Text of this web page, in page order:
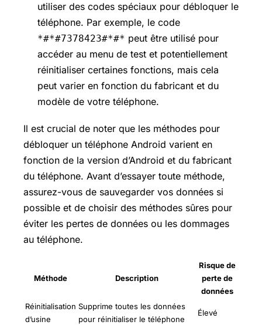
utiliser des codes spéciaux pour débloquer le
téléphone. Par exemple, le code
*#*#7378423#*#* peut être utilisé pour
accéder au menu de test et potentiellement
réinitialiser certaines fonctions, mais cela
peut varier en fonction du fabricant et du
modèle de votre téléphone.
Il est crucial de noter que les méthodes pour
débloquer un téléphone Android varient en
fonction de la version d’Android et du fabricant
du téléphone. Avant d’essayer toute méthode,
assurez-vous de sauvegarder vos données si
possible et de choisir des méthodes sûres pour
éviter les pertes de données ou les dommages
au téléphone.
Méthode Description
Risque de
perte de
données
Réinitialisation
d’usine
Supprime toutes les données
pour réinitialiser le téléphone
Élevé